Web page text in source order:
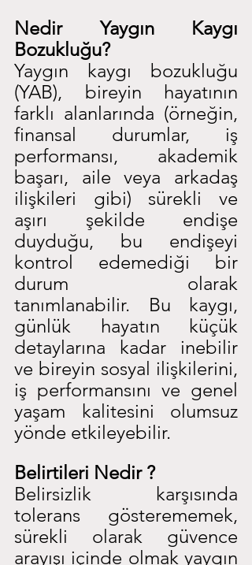
Nedir Yaygın Kaygı
Bozukluğu?
Yaygın kaygı bozukluğu
(YAB), bireyin hayatının
farklı alanlarında (örneğin,
finansal durumlar, iş
performansı, akademik
başarı, aile veya arkadaş
ilişkileri gibi) sürekli ve
aşırı şekilde endişe
duyduğu, bu endişeyi
kontrol edemediği bir
durum olarak
tanımlanabilir. Bu kaygı,
günlük hayatın küçük
detaylarına kadar inebilir
ve bireyin sosyal ilişkilerini,
iş performansını ve genel
yaşam kalitesini olumsuz
yönde etkileyebilir.
Belirtileri Nedir ?
Belirsizlik karşısında
tolerans gösterememek,
sürekli olarak güvence
arayışı içinde olmak yaygın